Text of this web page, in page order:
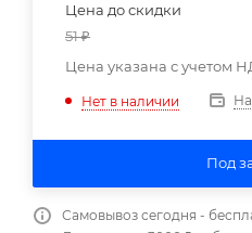
Цена до скидки
51₽
Цена указана с учетом
Нет в наличии
Под
Самовывоз сегодня -